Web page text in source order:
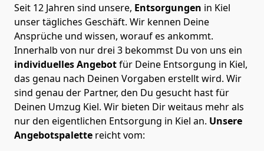
Seit 12 Jahren sind unsere, Entsorgungen in Kiel
unser tägliches Geschäft. Wir kennen Deine
Ansprüche und wissen, worauf es ankommt.
Innerhalb von nur drei 3 bekommst Du von uns ein
individuellesAngebotfür Deine Entsorgung in Kiel,
das genau nach Deinen Vorgaben erstellt wird. Wir
sind genau der Partner, den Du gesucht hast für
Deinen Umzug Kiel. Wir bieten Dir weitaus mehr als
nur den eigentlichen Entsorgung in Kiel an. Unsere
Angebotspalette reicht vom: